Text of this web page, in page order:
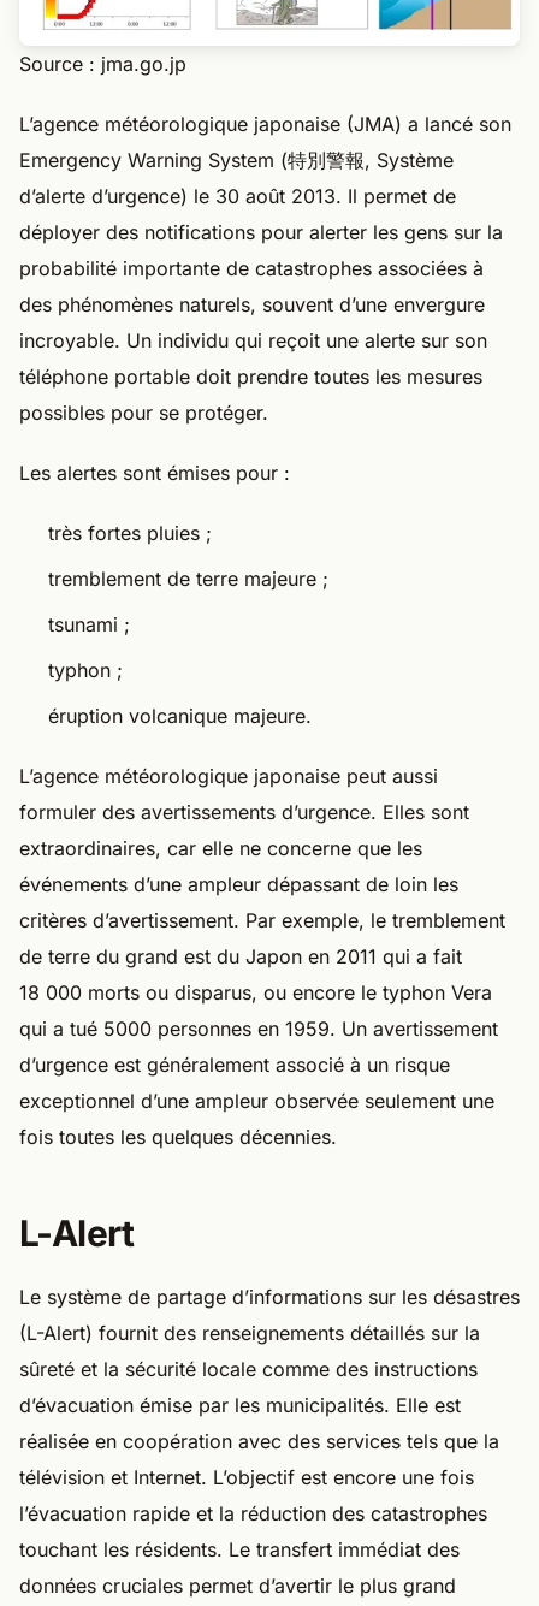
Source : jma.go.jp
L’agence météorologique japonaise (JMA) a lancé son
Emergency Warning System (特別警報, Système
d’alerte d’urgence) le 30 août 2013. Il permet de
déployer des notifications pour alerter les gens sur la
probabilité importante de catastrophes associées à
des phénomènes naturels, souvent d’une envergure
incroyable. Un individu qui reçoit une alerte sur son
téléphone portable doit prendre toutes les mesures
possibles pour se protéger.
Les alertes sont émises pour :
très fortes pluies ;
tremblement de terre majeure ;
tsunami ;
typhon ;
éruption volcanique majeure.
L’agence météorologique japonaise peut aussi
formuler des avertissements d’urgence. Elles sont
extraordinaires, car elle ne concerne que les
événements d’une ampleur dépassant de loin les
critères d’avertissement. Par exemple, le tremblement
de terre du grand est du Japon en 2011 qui a fait
18 000 morts ou disparus, ou encore le typhon Vera
qui a tué 5000 personnes en 1959. Un avertissement
d’urgence est généralement associé à un risque
exceptionnel d’une ampleur observée seulement une
fois toutes les quelques décennies.
L-Alert
Le système de partage d’informations sur les désastres
(L-Alert) fournit des renseignements détaillés sur la
sûreté et la sécurité locale comme des instructions
d’évacuation émise par les municipalités. Elle est
réalisée en coopération avec des services tels que la
télévision et Internet. L’objectif est encore une fois
l’évacuation rapide et la réduction des catastrophes
touchant les résidents. Le transfert immédiat des
données cruciales permet d’avertir le plus grand